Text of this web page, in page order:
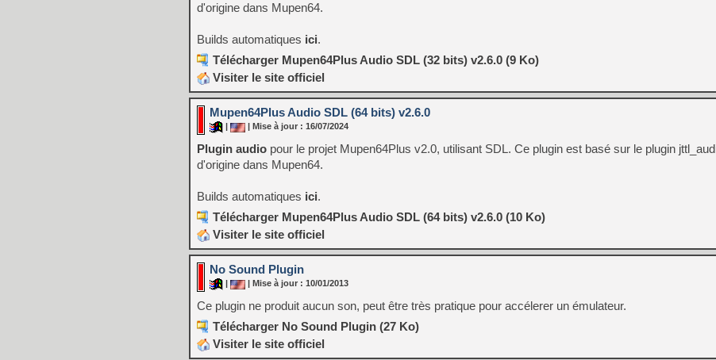
d'origine dans Mupen64.
Builds automatiques ici.
Télécharger Mupen64Plus Audio SDL (32 bits) v2.6.0 (9 Ko)
Visiter le site officiel
Mupen64Plus Audio SDL (64 bits) v2.6.0
| Mise à jour : 16/07/2024
Plugin audio pour le projet Mupen64Plus v2.0, utilisant SDL. Ce plugin est basé sur le plugin
d'origine dans Mupen64.
Builds automatiques ici.
Télécharger Mupen64Plus Audio SDL (64 bits) v2.6.0 (10 Ko)
Visiter le site officiel
No Sound Plugin
| Mise à jour : 10/01/2013
Ce plugin ne produit aucun son, peut être très pratique pour accélerer un émulateur.
Télécharger No Sound Plugin (27 Ko)
Visiter le site officiel